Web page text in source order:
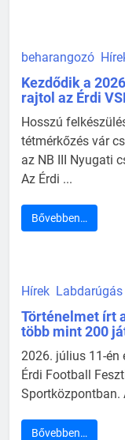
beharangozó
Kezdődik a
rajtol az Érdi
Hosszú
tétmérkőzés vár
az NB III Nyugati
Az Érdi ...
Bővebben…
Hírek Labdarúgás
Történelmet írt
több mint 200
2026. július 11-
Érdi Football
Sportközpontban.
Bővebben…